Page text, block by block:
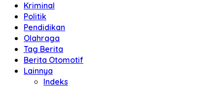
Kriminal
Politik
Pendidikan
Olahraga
Tag Berita
Berita Otomotif
Lainnya
Indeks